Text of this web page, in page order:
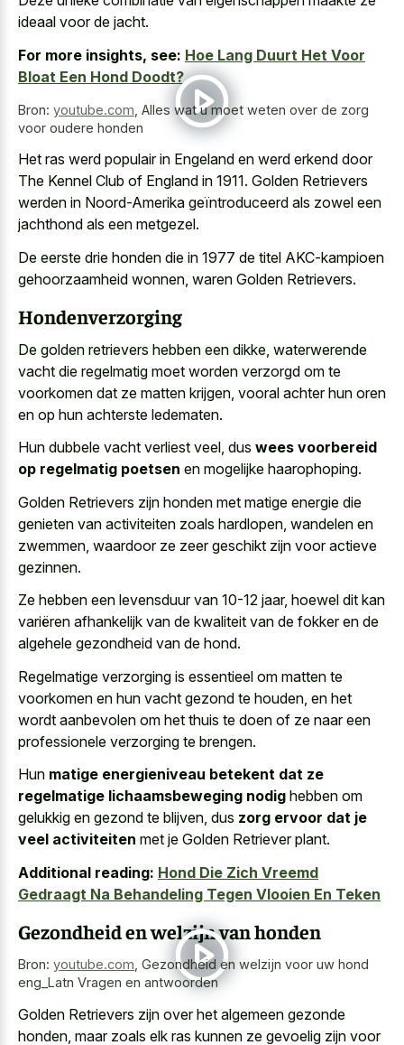
ideaal voor de jacht.
For more insights, see: Hoe Lang Duurt Het Voor
Bloat Een Hond Doodt?
Bron: youtube.com Alles wat u moet weten over de zorg
voor oudere honden
Het ras werd populair in Engeland en werd erkend door
The Kennel Club of England in 1911. Golden Retrievers
werden in Noord-Amerika geïntroduceerd als zowel een
jachthond als een metgezel.
De eerste drie honden die in 1977 de titel AKC-kampioen
gehoorzaamheid wonnen, waren Golden Retrievers.
Hondenverzorging
De golden retrievers hebben een dikke, waterwerende
vacht die regelmatig moet worden verzorgd om te
voorkomen dat ze matten krijgen, vooral achter hun oren
en op hun achterste ledematen.
Hun dubbele vacht verliest veel, dus wees voorbereid
op regelmatig poetsen en mogelijke haarophoping.
Golden Retrievers zijn honden met matige energie die
genieten van activiteiten zoals hardlopen, wandelen en
zwemmen, waardoor ze zeer geschikt zijn voor actieve
gezinnen.
Ze hebben een levensduur van 10-12 jaar, hoewel dit kan
variëren afhankelijk van de kwaliteit van de fokker en de
algehele gezondheid van de hond.
Regelmatige verzorging is essentieel om matten te
voorkomen en hun vacht gezond te houden, en het
wordt aanbevolen om het thuis te doen of ze naar een
professionele verzorging te brengen.
Hun matige energieniveau betekent dat ze
regelmatige lichaamsbeweging nodig hebben om
gelukkig en gezond te blijven, dus zorg ervoor dat je
veel activiteiten met je Golden Retriever plant.
Additional reading: Hond Die Zich Vreemd
Gedraagt Na Behandeling Tegen Vlooien En Teken
Gezondheid en welzijn van honden
Bron: youtube.com Gezondheid en welzijn voor uw hond
eng_Latn Vragen en antwoorden
Golden Retrievers zijn over het algemeen gezonde
honden, maar zoals elk ras kunnen ze gevoelig zijn voor